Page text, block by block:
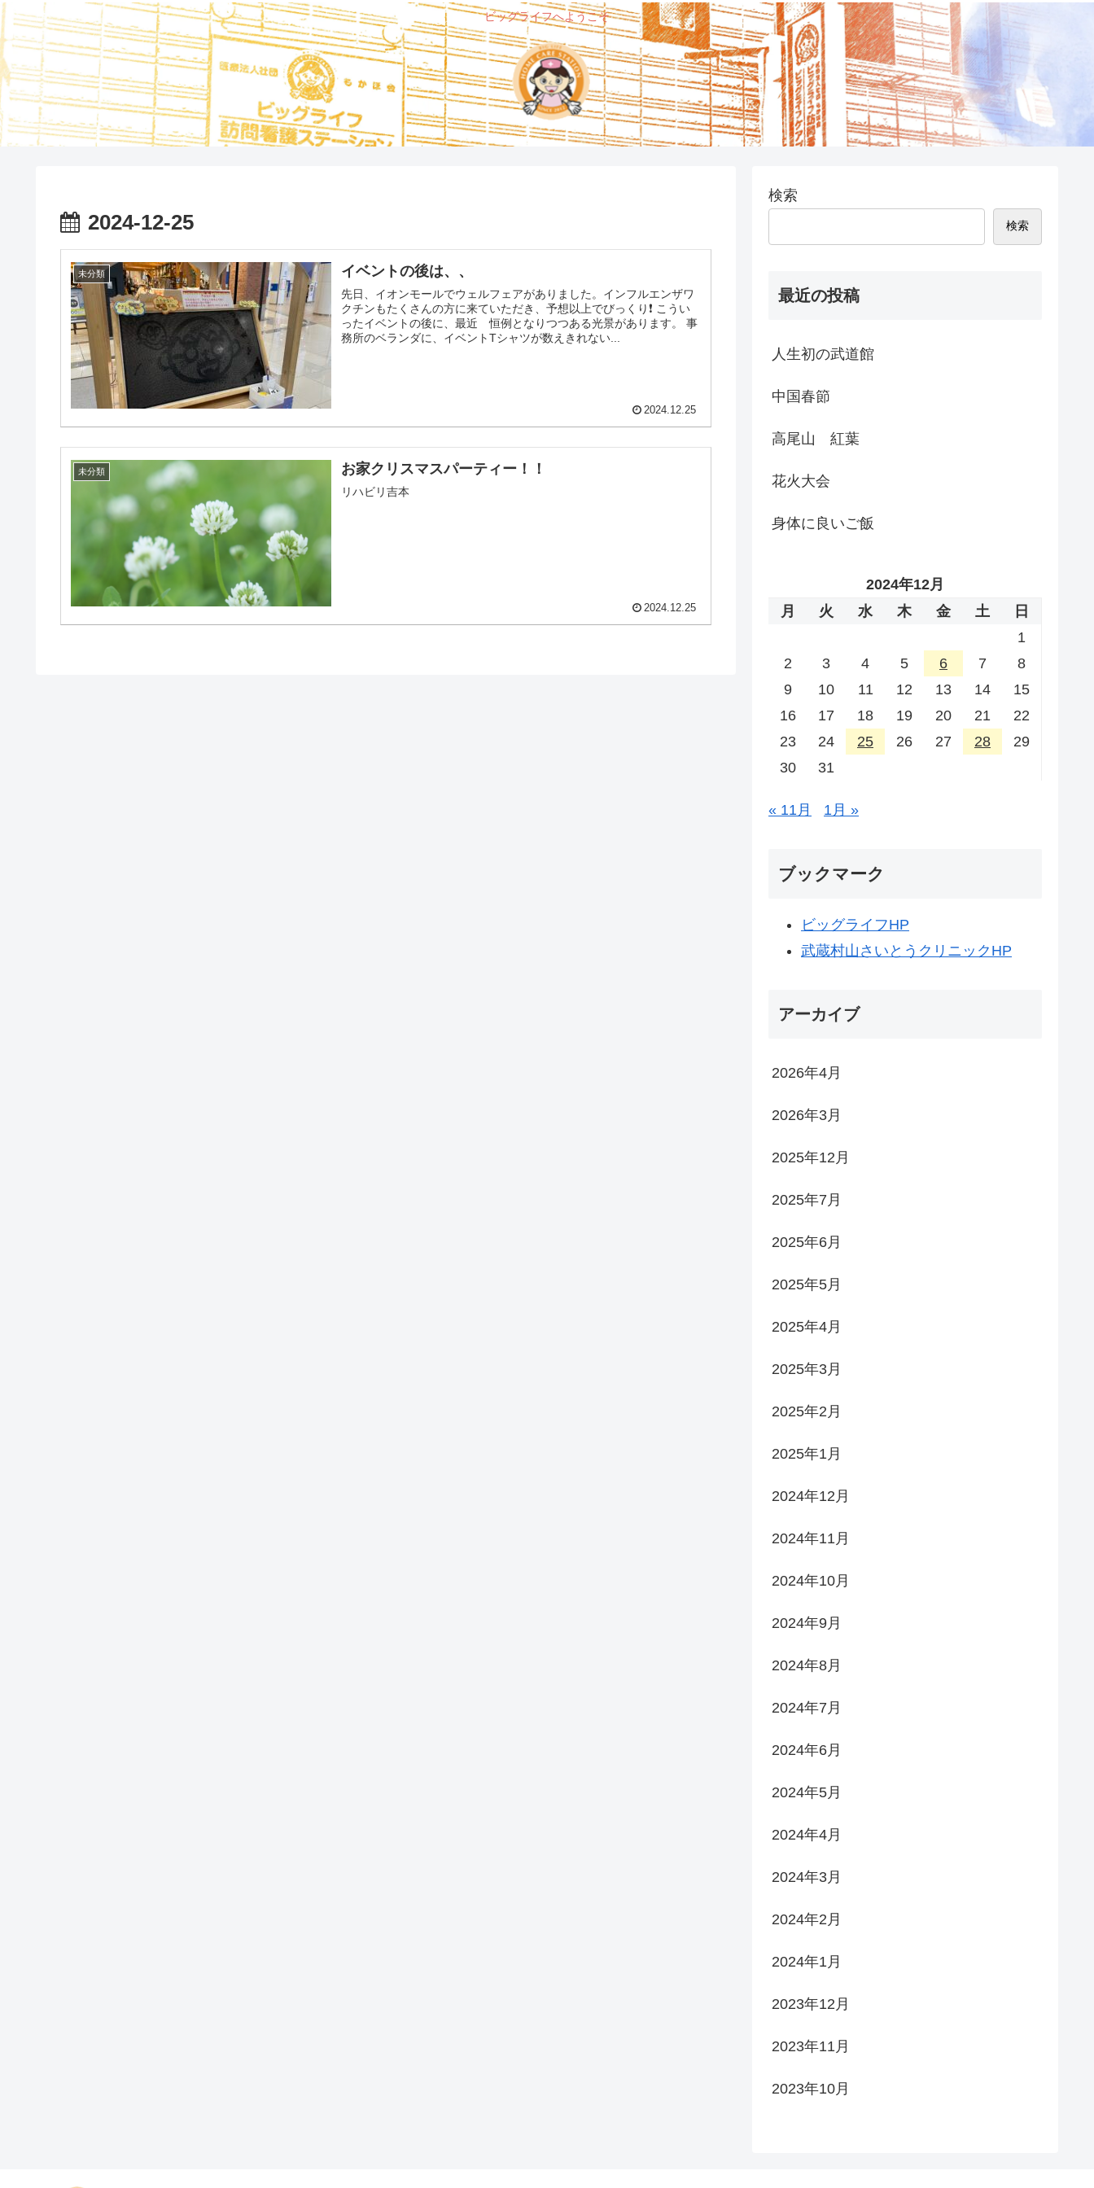
ビッグライフへようこそ
2024-12-25
未分類 イベントの後は、、
先日、イオンモールでウェルフェアがありました。インフルエンザワ
クチンもたくさんの方に来ていただき、予想以上でびっくり❗️ こうい
ったイベントの後に、最近 恒例となりつつある光景があります。 事
務所のベランダに、イベントTシャツが数えきれない...
2024.12.25
未分類 お家クリスマスパーティー！！
リハビリ吉本
2024.12.25
検索
検索
最近の投稿
人生初の武道館
中国春節
高尾山 紅葉
花火大会
身体に良いご飯
2024年12月
月
火 水 木 金 土
日
1
2
3 4 5 6 7
8
9
10 11 12 13 14
15
16
17 18 19 20 21
22
23
24 25 26 27 28
29
30
31
« 11月 1月 »
ブックマーク
ビッグライフHP
武蔵村山さいとうクリニックHP
アーカイブ
2026年4月
2026年3月
2025年12月
2025年7月
2025年6月
2025年5月
2025年4月
2025年3月
2025年2月
2025年1月
2024年12月
2024年11月
2024年10月
2024年9月
2024年8月
2024年7月
2024年6月
2024年5月
2024年4月
2024年3月
2024年2月
2024年1月
2023年12月
2023年11月
2023年10月